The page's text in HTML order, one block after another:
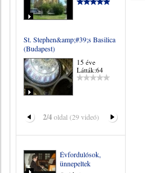
St. Stephen&amp;#39;s Basilica
(Budapest)
15 éve
Látták:64
2/4oldal (29 videó)
Évfordulósok,
ünnepeltek